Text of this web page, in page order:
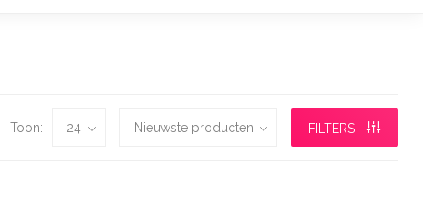
Toon: FILTERS